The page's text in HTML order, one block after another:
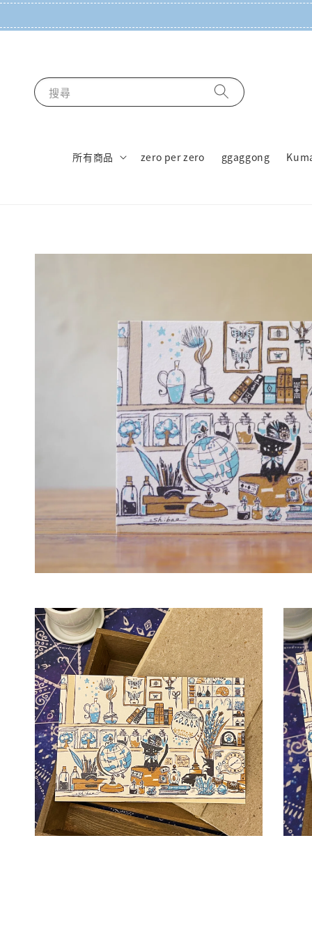
搜尋
所有商品 zero per zero ggaggong